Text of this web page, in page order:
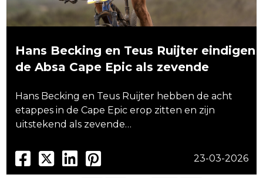
Hans Becking en Teus Ruijter eindigen
de Absa Cape Epic als zevende
Hans Becking en Teus Ruijter hebben de acht
etappes in de Cape Epic erop zitten en zijn
uitstekend als zevende…
23-03-2026